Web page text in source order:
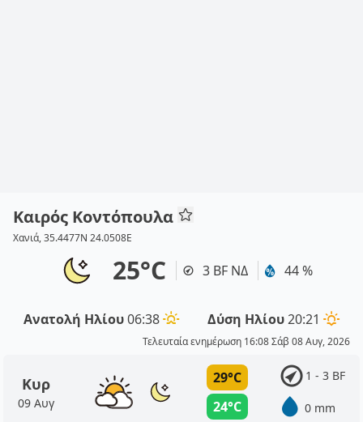
Καιρός Κοντόπουλα
Χανιά, 35.4477N 24.0508E
25°C 3 BF ΝΔ 44 %
Ανατολή Ηλίου06:38 Δύση Ηλίου20:21
Τελευταία ενημέρωση 16:08 Σάβ 08 Αυγ, 2026
Κυρ
09 Αυγ
29°C
24°C
1 - 3 BF
0 mm